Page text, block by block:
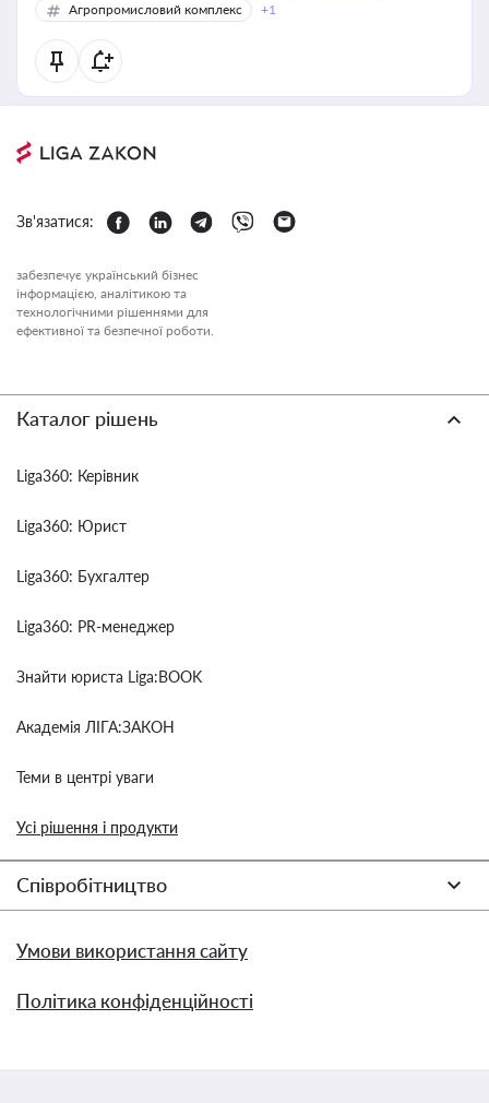
Агропромисловий комплекс
+1
Зв'язатися:
забезпечує український бізнес
інформацією, аналітикою та
технологічними рішеннями для
ефективної та безпечної роботи.
Каталог рішень
Liga360: Керівник
Liga360: Юрист
Liga360: Бухгалтер
Liga360: PR-менеджер
Знайти юриста Liga:BOOK
Академія ЛІГА:ЗАКОН
Теми в центрі уваги
Усі рішення і продукти
Співробітництво
Умови використання сайту
Політика конфіденційності